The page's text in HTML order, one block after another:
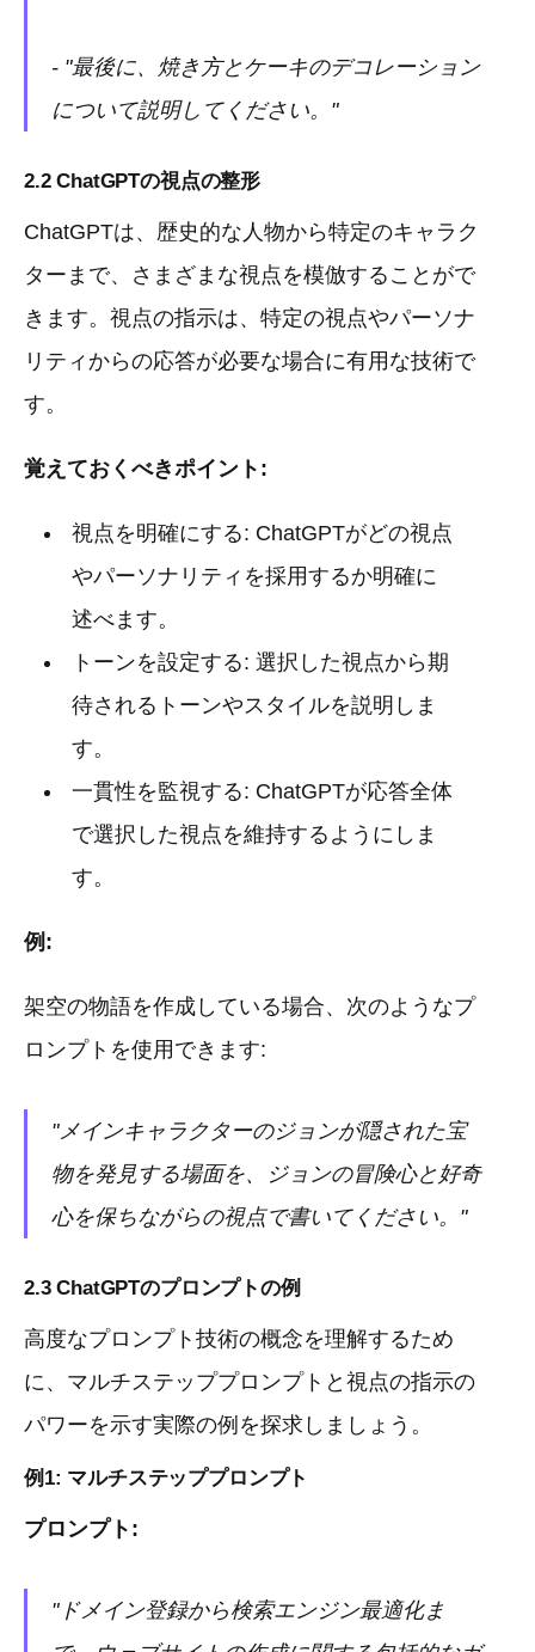
- "最後に、焼き方とケーキのデコレーション
について説明してください。"
2.2 ChatGPTの視点の整形
ChatGPTは、歴史的な人物から特定のキャラク
ターまで、さまざまな視点を模倣することがで
きます。視点の指示は、特定の視点やパーソナ
リティからの応答が必要な場合に有用な技術で
す。
覚えておくべきポイント:
視点を明確にする: ChatGPTがどの視点
やパーソナリティを採用するか明確に
述べます。
トーンを設定する: 選択した視点から期
待されるトーンやスタイルを説明しま
す。
一貫性を監視する: ChatGPTが応答全体
で選択した視点を維持するようにしま
す。
例:
架空の物語を作成している場合、次のようなプ
ロンプトを使用できます:
"メインキャラクターのジョンが隠された宝
物を発見する場面を、ジョンの冒険心と好奇
心を保ちながらの視点で書いてください。"
2.3 ChatGPTのプロンプトの例
高度なプロンプト技術の概念を理解するため
に、マルチステッププロンプトと視点の指示の
パワーを示す実際の例を探求しましょう。
例1: マルチステッププロンプト
プロンプト:
"ドメイン登録から検索エンジン最適化ま